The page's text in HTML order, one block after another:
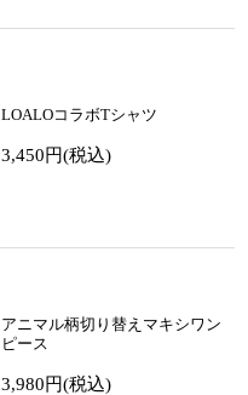
LOALOコラボTシャツ
3,450円(税込)
アニマル柄切り替えマキシワン
ピース
3,980円(税込)